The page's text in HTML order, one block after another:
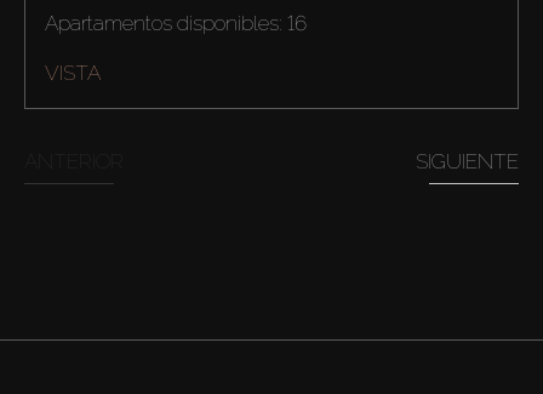
Apartamentos disponibles: 16
VISTA
SIGUIENTE